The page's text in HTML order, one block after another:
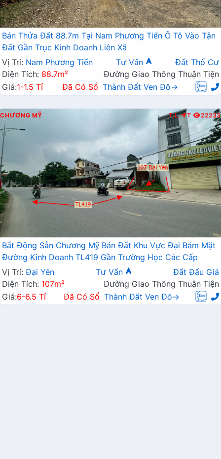
Bán Thửa Đất 88.7m Tại Nam Phương Tiến Ô Tô Vào Tận
Đất Gần Trục Kinh Doanh Liên Xã
Vị Trí: Nam Phương Tiến Tư Vấn
Đất Thổ Cư
Diện Tích: 88.7m²
Đường Giao Thông Thuận Tiện
Giá:1-1.5 Tỉ Đã Có Sổ Thành Đất Ven Đô→
CHƯƠNG MỸ T.L T 22233
Bất Động Sản Chương Mỹ Bán Đất Khu Vực Đại Bám Mặt
Đường Kinh Doanh TL419 Gần Trường Học Các Cấp
Vị Trí: Đại Yên Tư Vấn
Đất Đấu Giá
Diện Tích: 107m²
Đường Giao Thông Thuận Tiện
Giá:6-6.5 Tỉ Đã Có Sổ Thành Đất Ven Đô→